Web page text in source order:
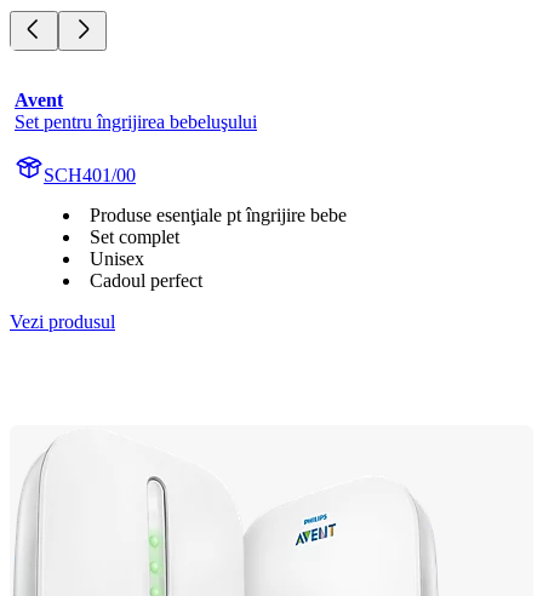
Avent
Set pentru îngrijirea bebeluşului
SCH401/00
Produse esenţiale pt îngrijire bebe
Set complet
Unisex
Cadoul perfect
Vezi produsul